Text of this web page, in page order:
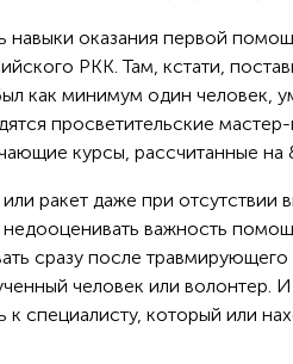
оказания первой
РКК. Там, кстати,
как минимум один человек,
просветительские
курсы, рассчитанные на
ракет даже при отсутствии
недооценивать важность
сразу после травмирующего
человек или волонтер.
к специалисту, который или